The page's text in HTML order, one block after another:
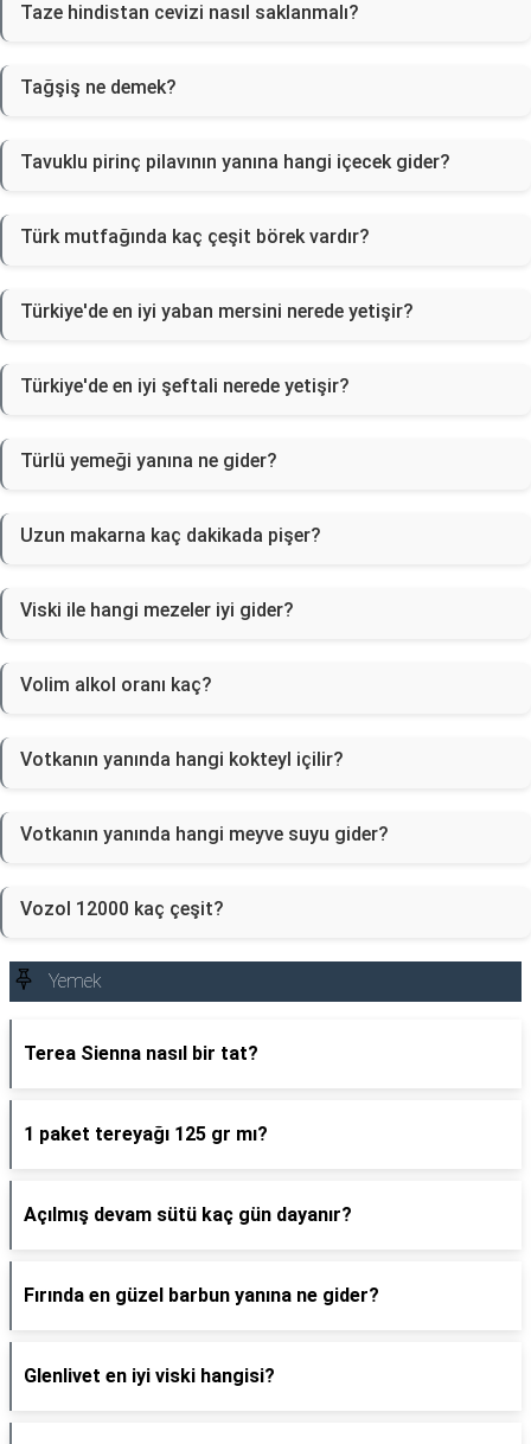
Taze hindistan cevizi nasıl saklanmalı?
Tağşiş ne demek?
Tavuklu pirinç pilavının yanına hangi içecek gider?
Türk mutfağında kaç çeşit börek vardır?
Türkiye'de en iyi yaban mersini nerede yetişir?
Türkiye'de en iyi şeftali nerede yetişir?
Türlü yemeği yanına ne gider?
Uzun makarna kaç dakikada pişer?
Viski ile hangi mezeler iyi gider?
Volim alkol oranı kaç?
Votkanın yanında hangi kokteyl içilir?
Votkanın yanında hangi meyve suyu gider?
Vozol 12000 kaç çeşit?
Yemek
Terea Sienna nasıl bir tat?
1 paket tereyağı 125 gr mı?
Açılmış devam sütü kaç gün dayanır?
Fırında en güzel barbun yanına ne gider?
Glenlivet en iyi viski hangisi?